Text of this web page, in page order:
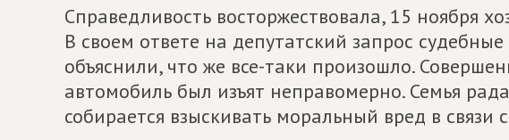
Справедливость восторжествовала, 15 ноября
В своем ответе на депутатский запрос
объяснили, что же все-таки произошло.
автомобиль был изъят неправомерно. Семья
собирается взыскивать моральный вред в связи